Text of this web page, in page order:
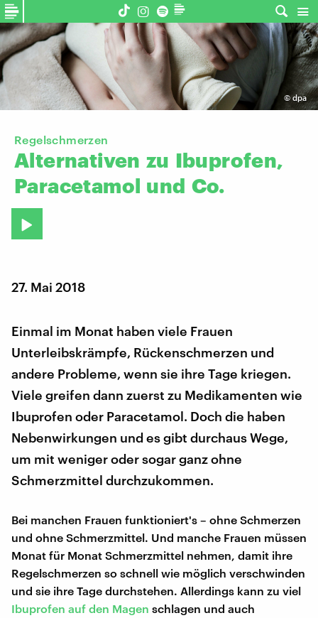
© dpa
Regelschmerzen
Alternativen zu Ibuprofen,
Paracetamol und Co.
27. Mai 2018
Einmal im Monat haben viele Frauen
Unterleibskrämpfe, Rückenschmerzen und
andere Probleme, wenn sie ihre Tage kriegen.
Viele greifen dann zuerst zu Medikamenten wie
Ibuprofen oder Paracetamol. Doch die haben
Nebenwirkungen und es gibt durchaus Wege,
um mit weniger oder sogar ganz ohne
Schmerzmittel durchzukommen.
Bei manchen Frauen funktioniert's – ohne Schmerzen
und ohne Schmerzmittel. Und manche Frauen müssen
Monat für Monat Schmerzmittel nehmen, damit ihre
Regelschmerzen so schnell wie möglich verschwinden
und sie ihre Tage durchstehen. Allerdings kann zu viel
Ibuprofen auf den Magen schlagen und auch